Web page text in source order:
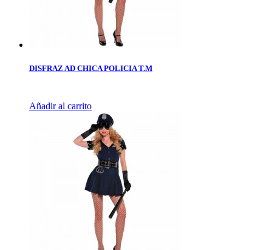
DISFRAZ AD CHICA POLICIA T.M
Añadir al carrito